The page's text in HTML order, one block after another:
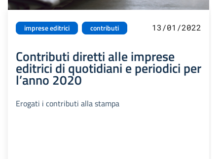
imprese editrici contributi 13/01/2022
Contributi diretti alle imprese
editrici di quotidiani e periodici per
l’anno 2020
Erogati i contributi alla stampa